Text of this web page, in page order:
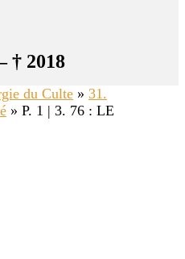
† 2018
du Culte » 31.
» P. 1 | 3. 76 : LE